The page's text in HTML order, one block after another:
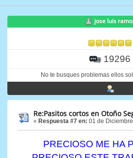
jose luis
19296
No te busques problemas ellos
Re:Pasitos cortos en Otoño
« Respuesta #7 en: 01 de
PRECIOSO ME HA